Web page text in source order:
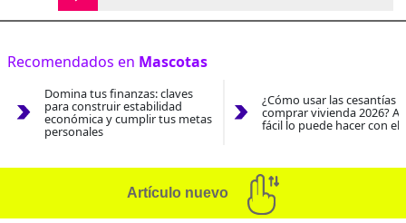
Recomendados en Mascotas
Domina tus finanzas: claves
para construir estabilidad
económica y cumplir tus metas
personales
¿Cómo usar las cesantías
comprar vivienda 2026?
fácil lo puede hacer con el
Artículo nuevo